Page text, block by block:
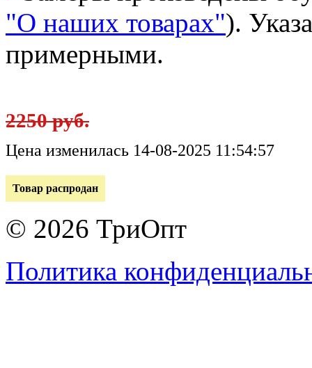
"О наших товарах").
примерными.
2250 руб.
Цена изменилась 14-08-2025 11:54:57
Товар распродан
© 2026 ТриОпт
Политика